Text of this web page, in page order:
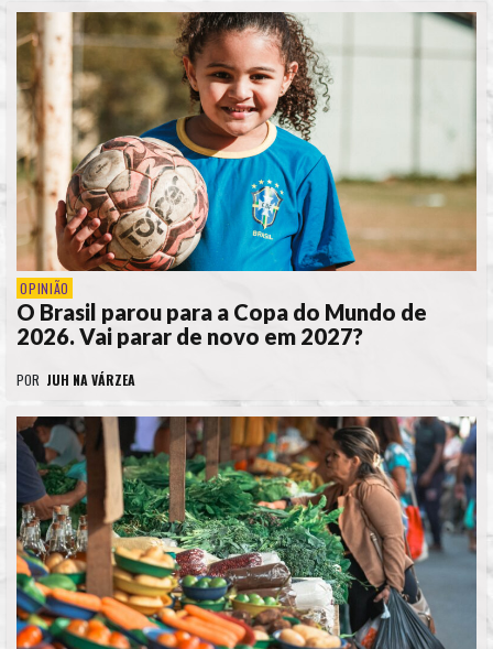
OPINIÃO
O Brasil parou para a Copa do Mundo de
2026. Vai parar de novo em 2027?
POR JUH NA VÁRZEA